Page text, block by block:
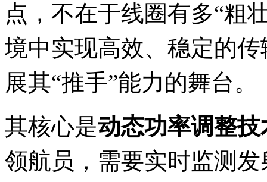
点，不在于线圈有多“粗
境中实现高效、稳定的
展其“推手”能力的舞台。
其核心是动态功率调整技
领航员，需要实时监测